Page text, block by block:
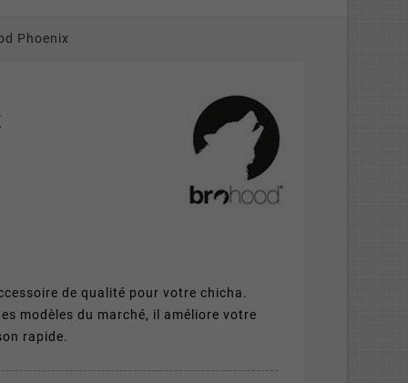
Phoenix
de qualité pour votre chicha.
modèles du marché, il améliore votre
rapide.